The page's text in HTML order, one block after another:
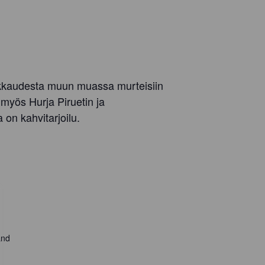
muun muassa murteisiin
Hurja Piruetin ja
on kahvitarjoilu.